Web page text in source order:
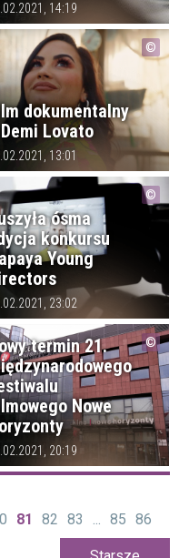
14:19
dokumentalny
Lovato
13:01
ósma
konkursu
Young
23:02
termin 21.
Nowe
20:19
81 82 83 ... 85 86